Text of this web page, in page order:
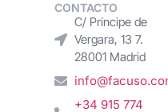
CONTACTO
C/ Príncipe de
Vergara, 13 7.
28001 Madrid
+34 915 774